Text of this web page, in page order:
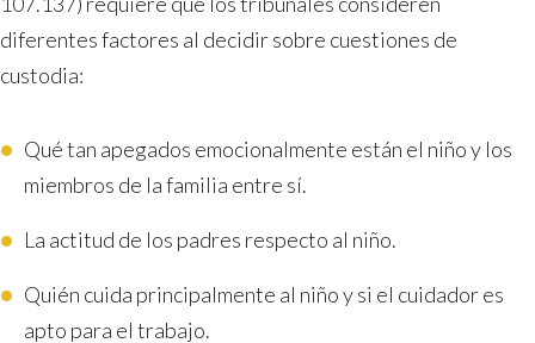
diferentes factores al decidir sobre cuestiones de
custodia:
Qué tan apegados emocionalmente están el niño y los
miembros de la familia entre sí.
La actitud de los padres respecto al niño.
Quién cuida principalmente al niño y si el cuidador es
apto para el trabajo.